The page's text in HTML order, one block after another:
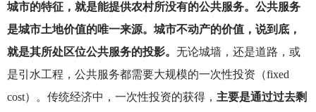
城市的特征，就是能提供农村所没有的公共服务。公共服务
是城市土地价值的唯一来源。城市不动产的价值，说到底，
就是其所处区位公共服务的投影。 无论城墙，还是道路，或
是引水工程，公共服务都需要大规模的一次性投资（fixed
cost）。传统经济中，一次性投资的获得， 主要是通过过去剩